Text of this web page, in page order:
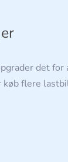
det
flere